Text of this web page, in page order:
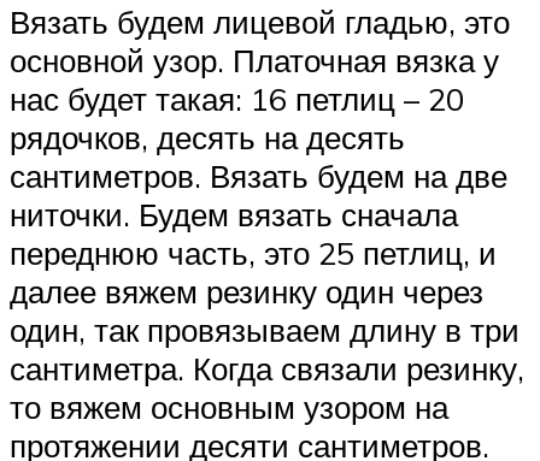
Вязать будем лицевой гладью, это
основной узор. Платочная вязка у
нас будет такая: 16 петлиц – 20
рядочков, десять на десять
сантиметров. Вязать будем на две
ниточки. Будем вязать сначала
переднюю часть, это 25 петлиц, и
далее вяжем резинку один через
один, так провязываем длину в три
сантиметра. Когда связали резинку,
то вяжем основным узором на
протяжении десяти сантиметров.